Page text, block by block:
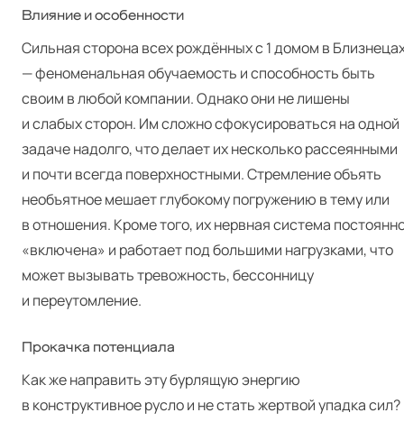
Влияние и особенности
Сильная сторона всех рождённых с 1 домом в
— феноменальная обучаемость и способность быть
своим в любой компании. Однако они не лишены
и слабых сторон. Им сложно сфокусироваться на одной
задаче надолго, что делает их несколько рассеянными
и почти всегда поверхностными. Стремление объять
необъятное мешает глубокому погружению в тему или
в отношения. Кроме того, их нервная система
«включена» и работает под большими нагрузками, что
может вызывать тревожность, бессонницу
и переутомление.
Прокачка потенциала
Как же направить эту бурлящую энергию
в конструктивное русло и не стать жертвой упадка сил?